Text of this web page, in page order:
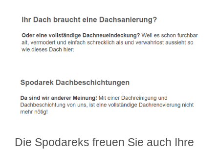
Die Spodareks freuen Sie auch Ihre